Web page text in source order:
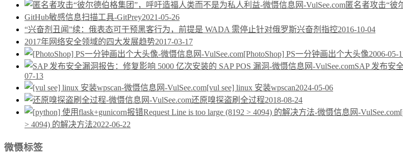
匿名者攻击“彼
GitHub敏感信息扫描工具-GitPrey2021-05-26
“兴奋剂丑闻”续：俄表态可干预黑客行为，前提是 WADA 需停止针对俄罗斯兴奋剂指控2016-10-04
2017年网络安全领域的四大发展趋势2017-03-17
[PhotoShop] PS一分钟画出个大头像2006-05-
SAP 发布安
07-13
[vul see] linux 安装wpscan2024-05-06
还原嗅探盗刷全过程2018-08-24
> 4094) 的解决方法2022-06-22
微慑标签